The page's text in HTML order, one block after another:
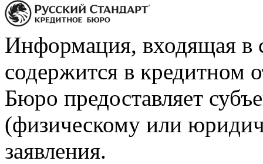
Информация, входящая в
содержится в кредитном
Бюро предоставляет
(физическому или
заявления.